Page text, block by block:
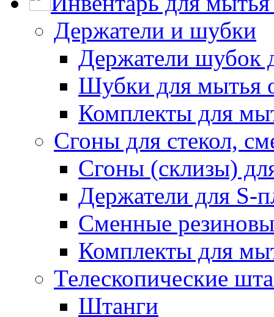
Держатели и шубки
Держатели шубок
Шубки для мытья
Комплекты для
Сгоны для стекол,
Сгоны (склизы)
Держатели для S-
Сменные
Комплекты для
Телескопические
Штанги